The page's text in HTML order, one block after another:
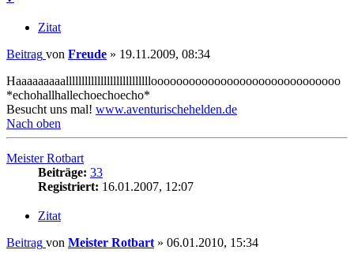
Zitat
Beitrag von Freude » 19.11.2009, 08:34
Haaaaaaaaallllllllllllllllllllllllllloooooooooooooooooooooooooooooo
*echohallhallechoechoecho*
Besucht uns mal! www.aventurischehelden.de
Nach oben
Meister Rotbart
Beiträge: 33
Registriert: 16.01.2007, 12:07
Zitat
Beitrag von Meister Rotbart » 06.01.2010, 15:34